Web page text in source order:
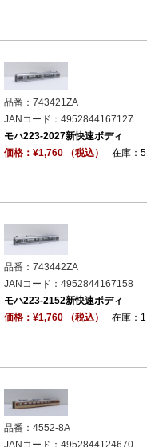
品番：743421ZA
JANコード：4952844167127
モハ223-2027新快速ボディ
価格：¥1,760 （税込）
在庫：5
品番：743442ZA
JANコード：4952844167158
モハ223-2152新快速ボディ
価格：¥1,760 （税込）
在庫：1
品番：4552-8A
JANコード：4952844124670